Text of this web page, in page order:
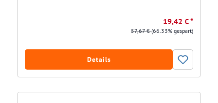
19,42 € *
57,67 €(66.33% gespart)
Details